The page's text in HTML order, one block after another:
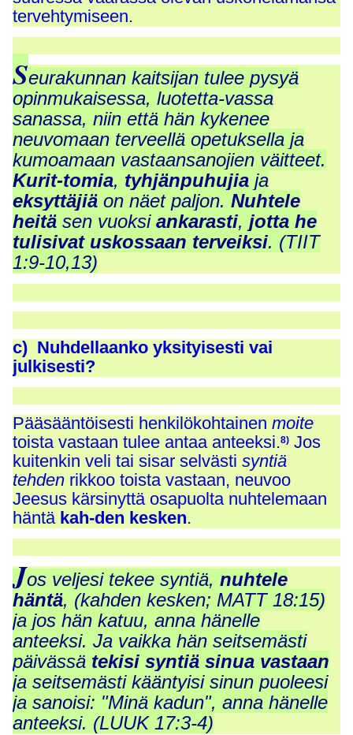
tervehtymiseen.
Seurakunnan kaitsijan tulee pysyä
opinmukaisessa, luotetta-vassa
sanassa, niin että hän kykenee
neuvomaan terveellä opetuksella ja
kumoamaan vastaansanojien väitteet.
Kurit-tomia, tyhjänpuhujia ja
eksyttäjiä on näet paljon.Nuhtele
heitäsen vuoksiankarasti,jotta he
tulisivat uskossaan terveiksi. (TIIT
1:9-10,13)
c) Nuhdellaanko yksityisesti vai
julkisesti?
Pääsääntöisesti henkilökohtainenmoite
toista vastaan tulee antaa anteeksi.8) Jos
kuitenkin veli tai sisar selvästisyntiä
tehden rikkoo toista vastaan, neuvoo
Jeesus kärsinyttä osapuolta nuhtelemaan
häntä kah-den kesken.
Jos veljesi tekee syntiä,nuhtele
häntä, (kahden kesken; MATT 18:15)
ja jos hän katuu, anna hänelle
anteeksi. Ja vaikka hän seitsemästi
päivässä tekisi syntiä sinua vastaan
ja seitsemästi kääntyisi sinun puoleesi
ja sanoisi: "Minä kadun", anna hänelle
anteeksi. (LUUK 17:3-4)